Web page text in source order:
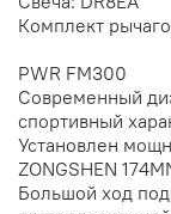
Комплект
PWR FM300
Современный
спортивный
Установлен
ZONGSHEN
Большой ход